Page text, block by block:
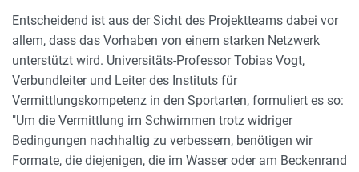
Entscheidend ist aus der Sicht des Projektteams dabei vor
allem, dass das Vorhaben von einem starken Netzwerk
unterstützt wird. Universitäts-Professor Tobias Vogt,
Verbundleiter und Leiter des Instituts für
Vermittlungskompetenz in den Sportarten, formuliert es so:
"Um die Vermittlung im Schwimmen trotz widriger
Bedingungen nachhaltig zu verbessern, benötigen wir
Formate, die diejenigen, die im Wasser oder am Beckenrand